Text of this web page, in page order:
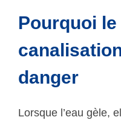
Pourquoi
danger
Lorsque l’eau gèle,